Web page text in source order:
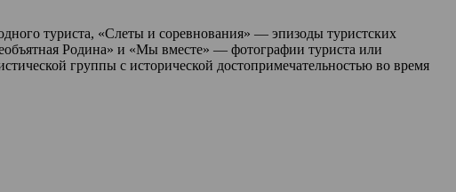
туриста, «Слеты и соревнования» — эпизоды туристских
Родина» и «Мы вместе» — фотографии туриста или
группы с исторической достопримечательностью во время